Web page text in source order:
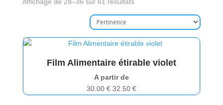
Film Alimentaire étirable violet
A partir de
30.00 € 32.50 €